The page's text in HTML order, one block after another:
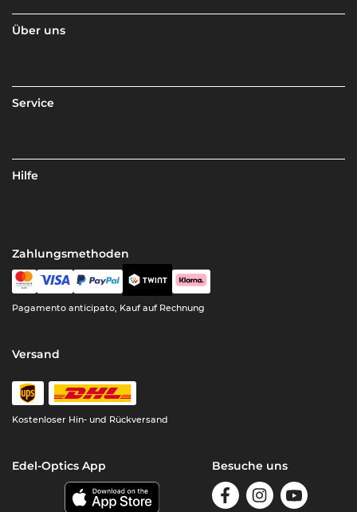
Über uns
Service
Hilfe
Zahlungsmethoden
Pagamento anticipato, Kauf auf Rechnung
Versand
Kostenloser Hin- und Rückversand
Edel-Optics App Besuche uns